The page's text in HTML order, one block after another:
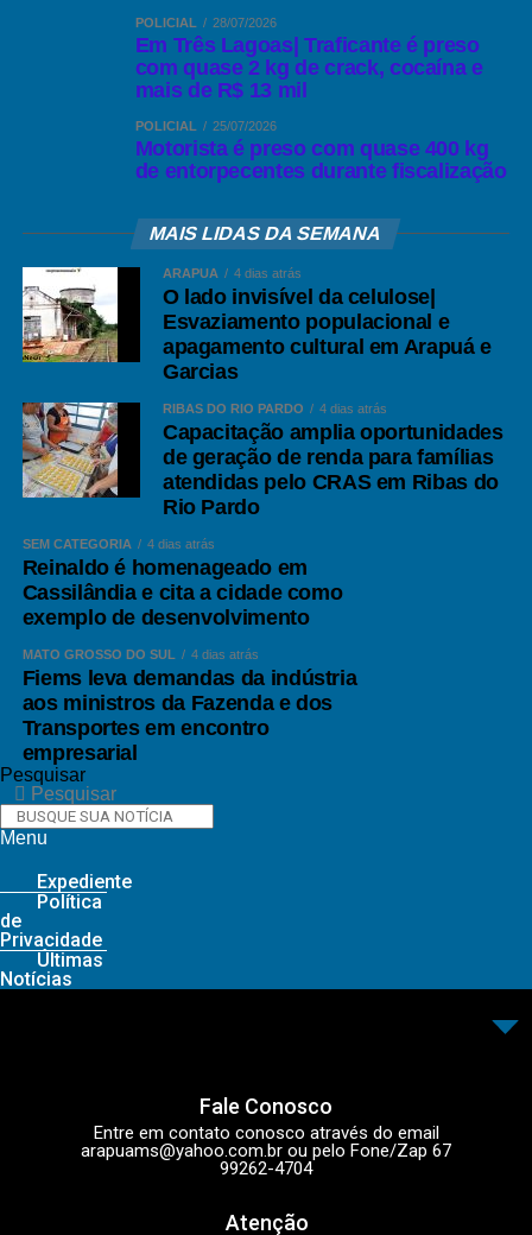
POLICIAL 28/07/2026
Em Três Lagoas| Traficante é preso
com quase 2 kg de crack, cocaína e
mais de R$ 13 mil
POLICIAL 25/07/2026
Motorista é preso com quase 400 kg
de entorpecentes durante fiscalização
MAIS LIDAS DA SEMANA
ARAPUÁ 4 dias atrás
O lado invisível da celulose|
Esvaziamento populacional e
apagamento cultural em Arapuá e
Garcias
RIBAS DO RIO PARDO 4 dias atrás
Capacitação amplia oportunidades
de geração de renda para famílias
atendidas pelo CRAS em Ribas do
Rio Pardo
SEM CATEGORIA 4 dias atrás
Reinaldo é homenageado em
Cassilândia e cita a cidade como
exemplo de desenvolvimento
MATO GROSSO DO SUL 4 dias atrás
Fiems leva demandas da indústria
aos ministros da Fazenda e dos
Transportes em encontro
empresarial
Pesquisar
Pesquisar
Menu
Expediente
Política
de
Privacidade
Últimas
Notícias
Fale Conosco
Entre em contato conosco através do email
arapuams@yahoo.com.br ou pelo Fone/Zap 67
99262-4704
Atenção